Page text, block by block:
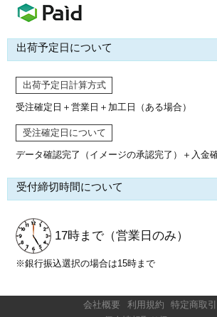
出荷予定日について
出荷予定日計算方式
受注確定日＋営業日＋加工日（ある場合）
受注確定日について
データ確認完了（イメージの承認完了） ＋入金
受付締切時間について
17時まで （営業日のみ）
※銀行振込選択の場合は15時まで
会社概要 利用規約
特定商取